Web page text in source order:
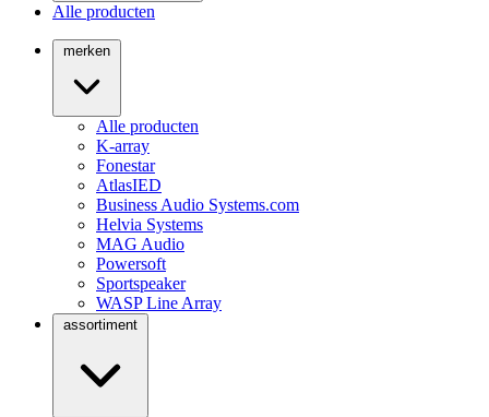
Alle producten
merken
Alle producten
K-array
Fonestar
AtlasIED
Business Audio Systems.com
Helvia Systems
MAG Audio
Powersoft
Sportspeaker
WASP Line Array
assortiment